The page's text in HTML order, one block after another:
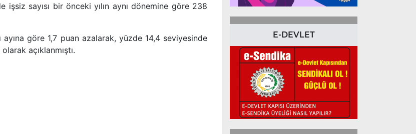
işsiz sayısı bir önceki yılın aynı dönemine göre 238
ayına göre 1,7 puan azalarak, yüzde 14,4 seviyesinde
açıklanmıştı.
E-DEVLET